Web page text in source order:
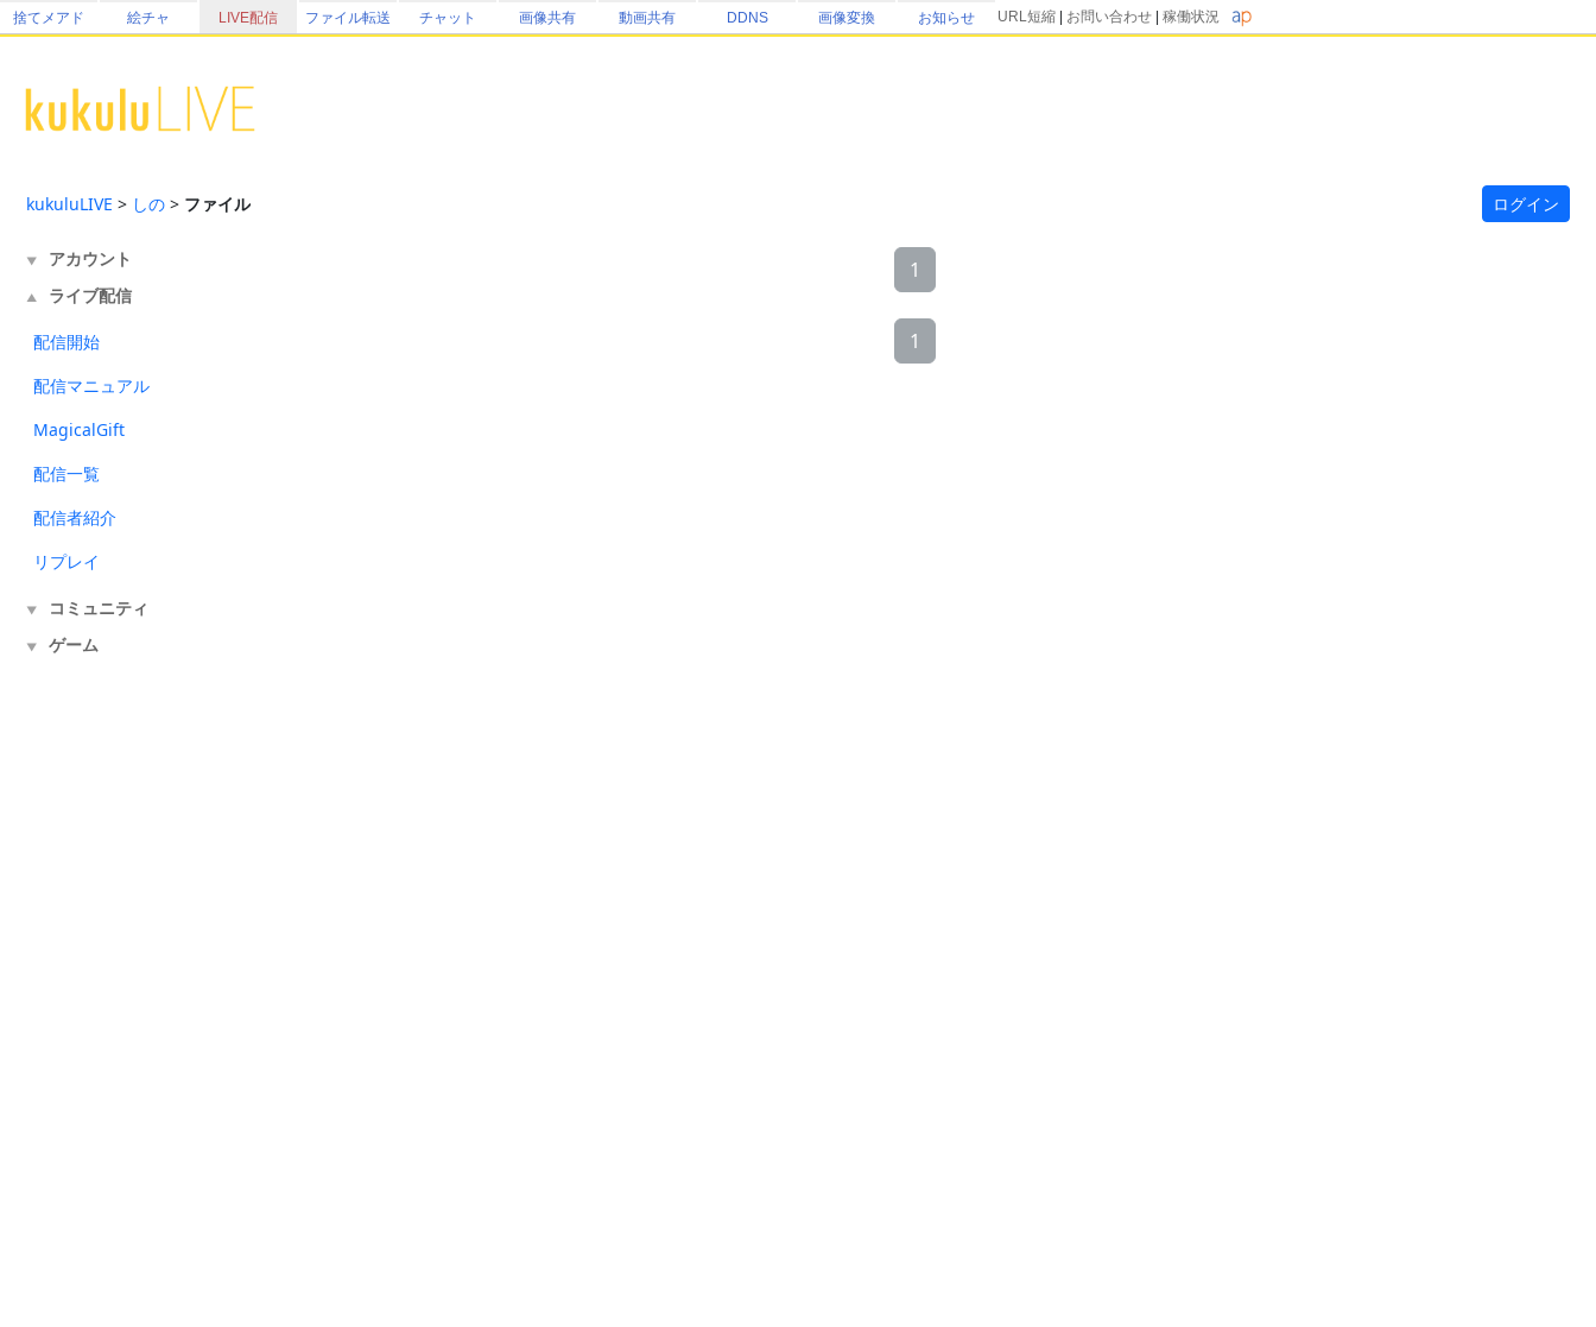
捨てメアド 絵チャ LIVE配信 ファイル転送 チャット 画像共有 動画共有 DDNS 画像変換 お知らせ URL短縮 お問い合わせ 稼働状況
kukuluLIVE > しの > ファイル ログイン
▼ アカウント
▲ ライブ配信
配信開始
配信マニュアル
MagicalGift
配信一覧
配信者紹介
リプレイ
▼ コミュニティ
▼ ゲーム
1
1